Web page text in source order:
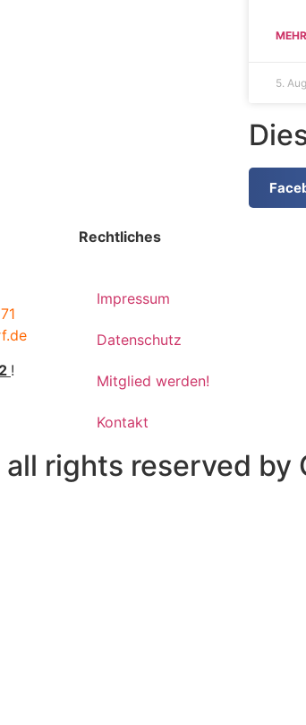
5.
!
Rechtliches
Impressum
Datenschutz
Mitglied werden!
Kontakt
all rights reserved by